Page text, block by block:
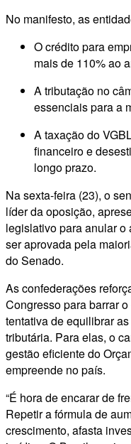
No manifesto, as
O crédito para
mais de 110% ao
A tributação no
essenciais para a
A taxação do
financeiro e
longo prazo.
Na sexta-feira (23), o
líder da oposição,
legislativo para anular o
ser aprovada pela
do Senado.
As confederações
Congresso para barrar
tentativa de equilibrar
tributária. Para elas, o
gestão eficiente do
empreende no país.
“É hora de encarar de
Repetir a fórmula de
crescimento, afasta